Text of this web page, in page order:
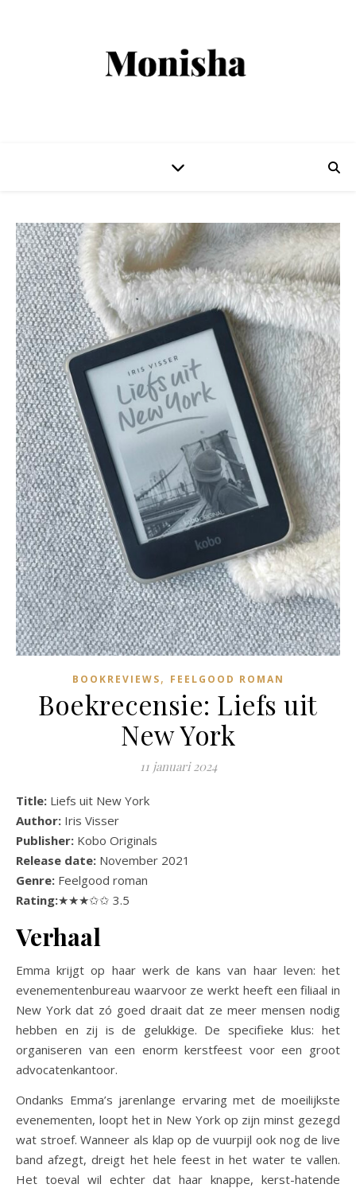
BOOKREVIEWS, FEELGOOD ROMAN
Boekrecensie: Liefs uit
New York
11 januari 2024
Title: Liefs uit New York
Author: Iris Visser
Publisher: Kobo Originals
Release date: November 2021
Genre: Feelgood roman
Rating:★★★✩✩ 3.5
Verhaal
Emma krijgt op haar werk de kans van haar leven: het
evenementenbureau waarvoor ze werkt heeft een filiaal in
New York dat zó goed draait dat ze meer mensen nodig
hebben en zij is de gelukkige. De specifieke klus: het
organiseren van een enorm kerstfeest voor een groot
advocatenkantoor.
Ondanks Emma’s jarenlange ervaring met de moeilijkste
evenementen, loopt het in New York op zijn minst gezegd
wat stroef. Wanneer als klap op de vuurpijl ook nog de live
band afzegt, dreigt het hele feest in het water te vallen.
Het toeval wil echter dat haar knappe, kerst-hatende